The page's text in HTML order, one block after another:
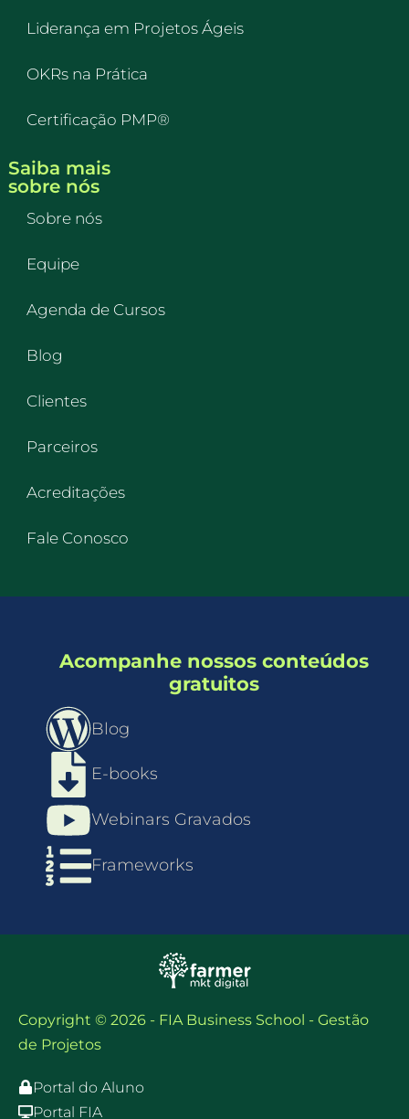
Liderança em Projetos Ágeis
OKRs na Prática
Certificação PMP®
Saiba mais
sobre nós
Sobre nós
Equipe
Agenda de Cursos
Blog
Clientes
Parceiros
Acreditações
Fale Conosco
Acompanhe nossos conteúdos
gratuitos
Blog
E-books
Webinars Gravados
Frameworks
Copyright © 2026 - FIA Business School - Gestão
de Projetos
Portal do Aluno
Portal FIA